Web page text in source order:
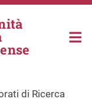
di Ricerca